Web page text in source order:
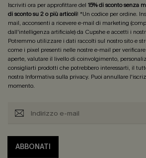
Iscriviti ora per approfittare del 15% di sconto senza
di sconto su 2 o più articoli! *Un codice per ordine.
mail, acconsenti a ricevere e-mail di marketing
dall'intelligenza artificiale) da Cupshe e accetti i
Potremmo utilizzare i dati raccolti sul nostro sito e
come i pixel presenti nelle nostre e-mail per
aperte, valutare il livello di coinvolgimento,
consigliarti prodotti che potrebbero interessarti, il
nostra Informativa sulla privacy. Puoi annullare
momento.
ABBONATI